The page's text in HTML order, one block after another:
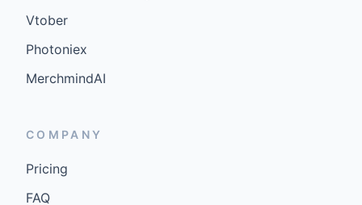
Vtober
Photoniex
MerchmindAI
COMPANY
Pricing
FAQ